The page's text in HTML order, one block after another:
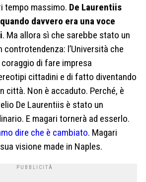
tempo massimo. De Laurentiis
davvero era una voce
. Ma allora sì che sarebbe stato un
controtendenza: l’Università che
di fare impresa
cittadini e di fatto diventando
città. Non è accaduto. Perché, è
De Laurentiis è stato un
E magari tornerà ad esserlo.
dire che è cambiato. Magari
visione made in Naples.